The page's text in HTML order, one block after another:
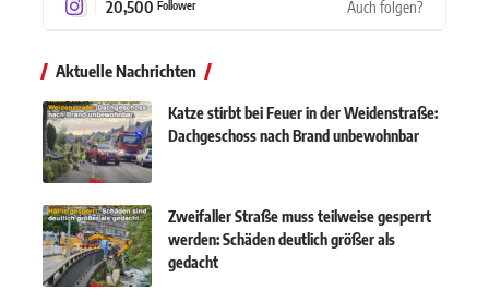
20,500 Follower Auch folgen?
Aktuelle Nachrichten
Katze stirbt bei Feuer in der Weidenstraße:
Dachgeschoss nach Brand unbewohnbar
Zweifaller Straße muss teilweise gesperrt
werden: Schäden deutlich größer als
gedacht